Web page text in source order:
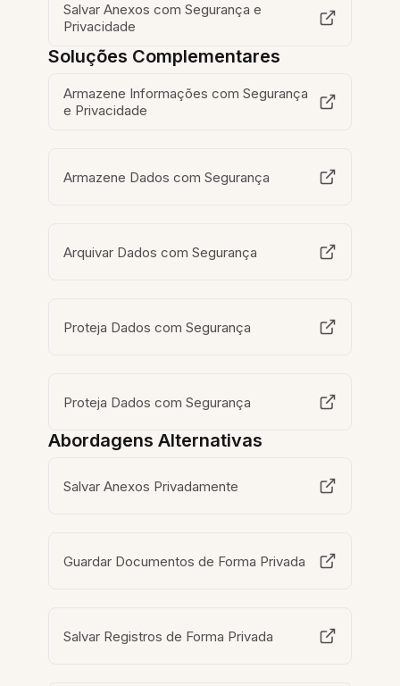
Salvar Anexos com Segurança e
Privacidade
Soluções Complementares
Armazene Informações com Segurança
e Privacidade
Armazene Dados com Segurança
Arquivar Dados com Segurança
Proteja Dados com Segurança
Proteja Dados com Segurança
Abordagens Alternativas
Salvar Anexos Privadamente
Guardar Documentos de Forma Privada
Salvar Registros de Forma Privada